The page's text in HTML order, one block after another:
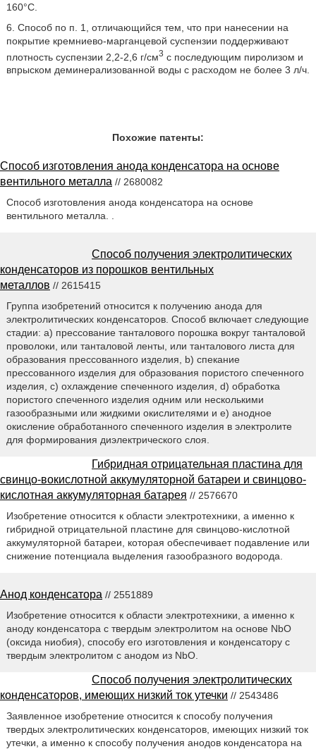
160°С.
6. Способ по п. 1, отличающийся тем, что при нанесении на
покрытие кремниево-марганцевой суспензии поддерживают
плотность суспензии 2,2-2,6 г/см3 с последующим пиролизом и
впрыском деминерализованной воды с расходом не более 3 л/ч.
Похожие патенты:
Способ изготовления анода конденсатора на основе
вентильного металла // 2680082
Способ изготовления анода конденсатора на основе
вентильного металла. .
Способ получения электролитических
конденсаторов из порошков вентильных
металлов // 2615415
Группа изобретений относится к получению анода для
электролитических конденсаторов. Способ включает следующие
стадии: a) прессование танталового порошка вокруг танталовой
проволоки, или танталовой ленты, или танталового листа для
образования прессованного изделия, b) спекание
прессованного изделия для образования пористого спеченного
изделия, c) охлаждение спеченного изделия, d) обработка
пористого спеченного изделия одним или несколькими
газообразными или жидкими окислителями и e) анодное
окисление обработанного спеченного изделия в электролите
для формирования диэлектрического слоя.
Гибридная отрицательная пластина для
свинцо-вокислотной аккумуляторной батареи и свинцово-
кислотная аккумуляторная батарея // 2576670
Изобретение относится к области электротехники, а именно к
гибридной отрицательной пластине для свинцово-кислотной
аккумуляторной батареи, которая обеспечивает подавление или
снижение потенциала выделения газообразного водорода.
Анод конденсатора // 2551889
Изобретение относится к области электротехники, а именно к
аноду конденсатора с твердым электролитом на основе NbO
(оксида ниобия), способу его изготовления и конденсатору с
твердым электролитом с анодом из NbO.
Способ получения электролитических
конденсаторов, имеющих низкий ток утечки // 2543486
Заявленное изобретение относится к способу получения
твердых электролитических конденсаторов, имеющих низкий ток
утечки, а именно к способу получения анодов конденсатора на